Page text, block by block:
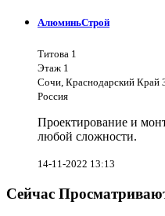
АлюминьСтрой
Титова 1
Этаж 1
Сочи, Краснодарский Край
Россия
Проектирование и
любой сложности.
14-11-2022 13:13
Сейчас